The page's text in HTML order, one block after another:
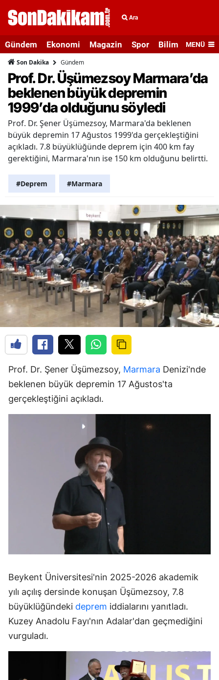
Ara
Gündem Ekonomi Magazin Spor Bilim veMENÜ
Son Dakika Gündem
Prof. Dr. Üşümezsoy Marmara’da
beklenen büyük depremin
1999’da olduğunu söyledi
Prof. Dr. Şener Üşümezsoy, Marmara'da beklenen
büyük depremin 17 Ağustos 1999'da gerçekleştiğini
açıkladı. 7.8 büyüklüğünde deprem için 400 km fay
gerektiğini, Marmara'nın ise 150 km olduğunu belirtti.
#Deprem #Marmara
Prof. Dr. Şener Üşümezsoy, Marmara Denizi'nde
beklenen büyük depremin 17 Ağustos'ta
gerçekleştiğini açıkladı.
Beykent Üniversitesi'nin 2025-2026 akademik
yılı açılış dersinde konuşan Üşümezsoy, 7.8
büyüklüğündeki deprem iddialarını yanıtladı.
Kuzey Anadolu Fayı'nın Adalar'dan geçmediğini
vurguladı.